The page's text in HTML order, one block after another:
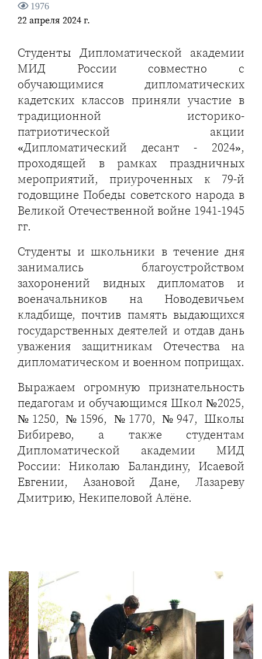
1976
22 апреля 2024 г.
Студенты Дипломатической академии
МИД России совместно с
обучающимися дипломатических
кадетских классов приняли участие в
традиционной историко-
патриотической акции
«Дипломатический десант - 2024»,
проходящей в рамках праздничных
мероприятий, приуроченных к 79-й
годовщине Победы советского народа в
Великой Отечественной войне 1941-1945
гг.
Студенты и школьники в течение дня
занимались благоустройством
захоронений видных дипломатов и
военачальников на Новодевичьем
кладбище, почтив память выдающихся
государственных деятелей и отдав дань
уважения защитникам Отечества на
дипломатическом и военном поприщах.
Выражаем огромную признательность
педагогам и обучающимся Школ №2025,
№1250, №1596, №1770, №947, Школы
Бибирево, а также студентам
Дипломатической академии МИД
России: Николаю Баландину, Исаевой
Евгении, Азановой Дане, Лазареву
Дмитрию, Некипеловой Алёне.